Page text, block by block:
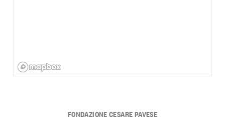
FONDAZIONE CESARE PAVESE